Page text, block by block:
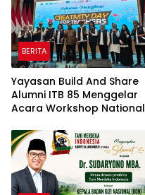
BERITA
Yayasan Build And Share
Alumni ITB 85 Menggelar
Acara Workshop National
2026 & Dibuka Resmi
Pramono Anung (Gubernur
DKI Jakarta)